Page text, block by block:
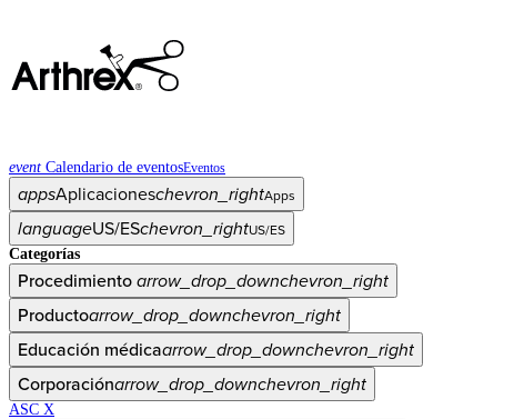
event Calendario de eventosEventos
appsAplicacioneschevron_rightApps
languageUS/ESchevron_rightUS/ES
Categorías
Procedimientoarrow_drop_downchevron_right
Productoarrow_drop_downchevron_right
Educación médicaarrow_drop_downchevron_right
Corporaciónarrow_drop_downchevron_right
ASC X